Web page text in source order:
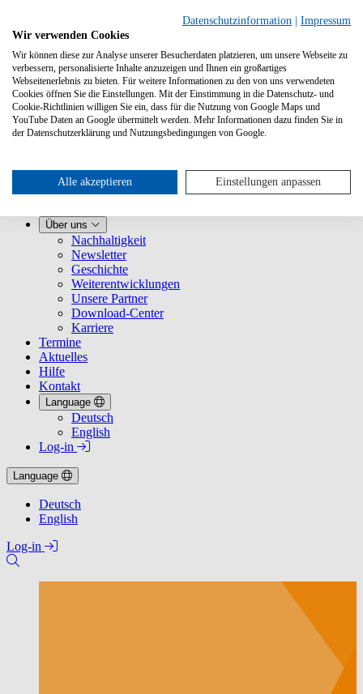
Leistungen
VLB-TIX kennenlernen
Für Vertretungen
Für Presse
Über uns
Nachhaltigkeit
Newsletter
Geschichte
Weiterentwicklungen
Unsere Partner
Download-Center
Karriere
Termine
Aktuelles
Hilfe
Kontakt
Language
Deutsch
English
Log-in
Language
Deutsch
English
Log-in
Datenschutzinformation
Impressum
Wir verwenden Cookies
Wir können diese zur Analyse unserer Besucherdaten platzieren, um unsere Webseite zu
verbessern, personalisierte Inhalte anzuzeigen und Ihnen ein großartiges
Webseitenerlebnis zu bieten. Für weitere Informationen zu den von uns verwendeten
Cookies öffnen Sie die Einstellungen. Mit der Einstimmung in die Datenschutz- und
Cookie-Richtlinien willigen Sie ein, dass für die Nutzung von Google Maps und
YouTube Daten an Google übermittelt werden. Mehr Informationen dazu finden Sie in
der Datenschutzerklärung und Nutzungsbedingungen von Google.
Alle akzeptieren Einstellungen anpassen